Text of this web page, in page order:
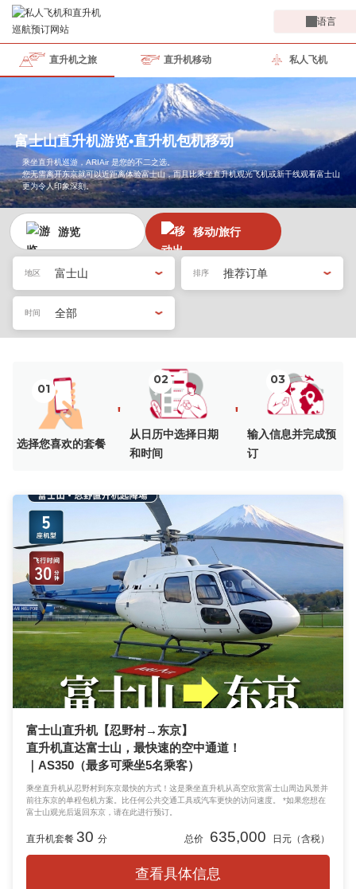
语言
直升机之旅 直升机移动 私人飞机
富士山直升机游览•直升机包机移动
乘坐直升机巡游，ARIAir 是您的不二之选。
您无需离开东京就可以近距离体验富士山，而且比乘坐直升机观光飞机或新干线观看富士山
更为令人印象深刻。
游览 移动/旅行
01
选择您喜欢的套餐
'
02
从日历中选择日期
和时间
'
03
输入信息并完成预
订
富士山直升机【忍野村→东京】
直升机直达富士山，最快速的空中通道！
｜AS350（最多可乘坐5名乘客）
乘坐直升机从忍野村到东京最快的方式！这是乘坐直升机从高空欣赏富士山周边风景并
前往东京的单程包机方案。比任何公共交通工具或汽车更快的访问速度。 *如果您想在
富士山观光后返回东京，请在此进行预订。
直升机套餐 30 分 总价 635,000 日元（含税）
查看具体信息